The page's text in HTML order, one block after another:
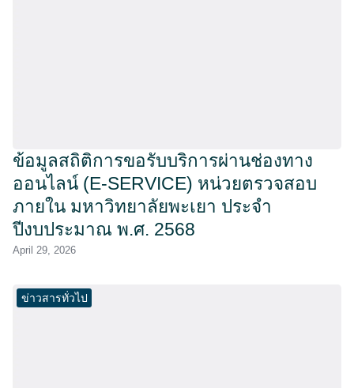
ข้อมูลสถิติการขอรับบริการผ่านช่องทาง
ออนไลน์ (E-SERVICE) หน่วยตรวจสอบ
ภายใน มหาวิทยาลัยพะเยา ประจำ
ปีงบประมาณ พ.ศ. 2568
April 29, 2026
ข่าวสารทั่วไป